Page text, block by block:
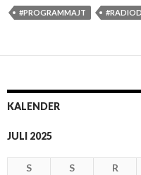
#PROGRAMMAJT
KALENDER
JULI 2025
S S R